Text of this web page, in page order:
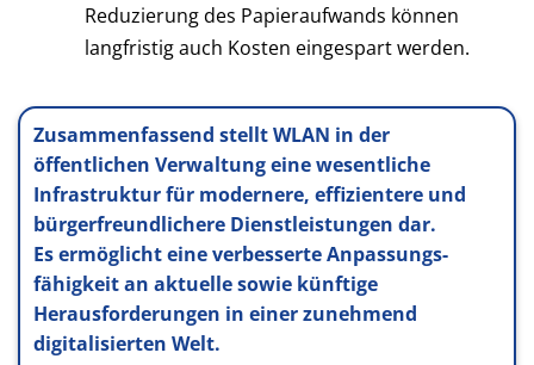
Reduzierung des Papieraufwands können
langfristig auch Kosten eingespart werden.
Zusammenfassend stellt WLAN in der
öffentlichen Verwaltung eine wesentliche
Infrastruktur für modernere, effizientere und
bürgerfreundlichere Dienstleistungen dar.
Es ermöglicht eine verbesserte Anpassungs­
fähigkeit an aktuelle sowie künftige
Herausforderungen in einer zunehmend
digitalisierten Welt.